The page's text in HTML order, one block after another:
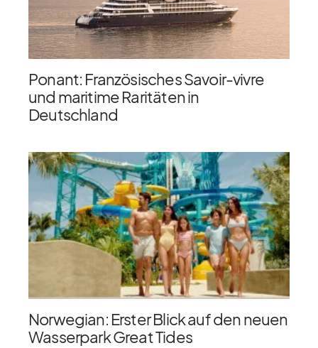
Ponant: Französisches Savoir-vivre
und maritime Raritäten in
Deutschland
Norwegian: Erster Blick auf den neuen
Wasserpark Great Tides